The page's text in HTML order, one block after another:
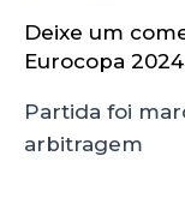
Deixe um
Eurocopa 2024
Partida foi
arbitragem